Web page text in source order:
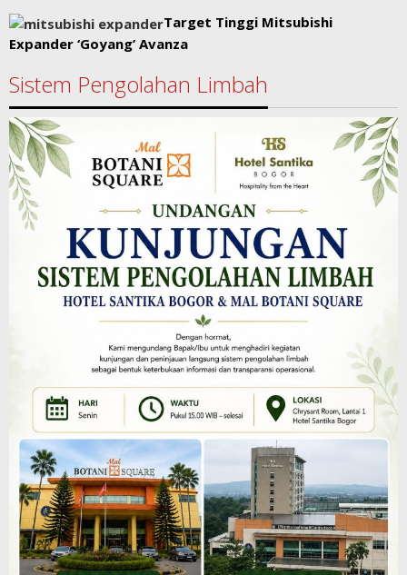
Target Tinggi Mitsubishi
Expander ‘Goyang’ Avanza
Sistem Pengolahan Limbah